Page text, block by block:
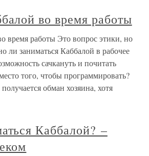
во время работы
время работы Это вопрос этики, но
ли заниматься Каббалой в рабочее
сачкануть и почитать
того, чтобы программировать?
обман хозяина, хотя
Каббалой? –